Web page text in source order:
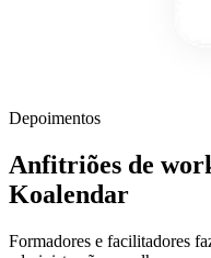
Depoimentos
Anfitriões de
Koalendar
Formadores e facilitadores